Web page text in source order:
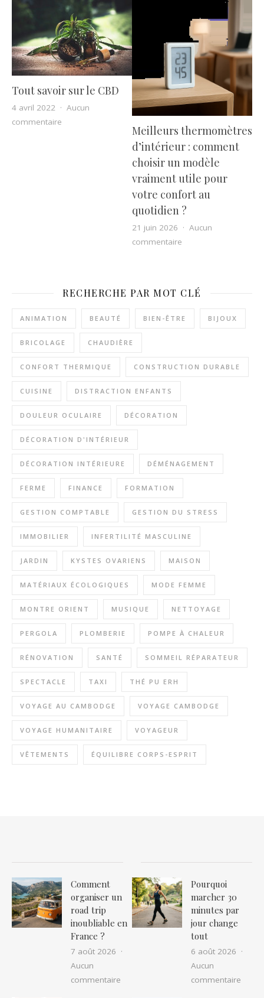
Tout savoir sur le CBD
4 avril 2022
Aucun
commentaire
Meilleurs thermomètres
d’intérieur : comment
choisir un modèle
vraiment utile pour
votre confort au
quotidien ?
21 juin 2026
Aucun
commentaire
RECHERCHE PAR MOT CLÉ
ANIMATION BEAUTÉ BIEN-ÊTRE BIJOUX
BRICOLAGE CHAUDIÈRE
CONFORT THERMIQUE CONSTRUCTION DURABLE
CUISINE DISTRACTION ENFANTS
DOULEUR OCULAIRE DÉCORATION
DÉCORATION D'INTÉRIEUR
DÉCORATION INTÉRIEURE DÉMÉNAGEMENT
FERME FINANCE FORMATION
GESTION COMPTABLE GESTION DU STRESS
IMMOBILIER INFERTILITÉ MASCULINE
JARDIN KYSTES OVARIENS MAISON
MATÉRIAUX ÉCOLOGIQUES MODE FEMME
MONTRE ORIENT MUSIQUE NETTOYAGE
PERGOLA PLOMBERIE POMPE À CHALEUR
RÉNOVATION SANTÉ SOMMEIL RÉPARATEUR
SPECTACLE TAXI THÉ PU ERH
VOYAGE AU CAMBODGE VOYAGE CAMBODGE
VOYAGE HUMANITAIRE VOYAGEUR
VÊTEMENTS ÉQUILIBRE CORPS-ESPRIT
Comment
organiser un
road trip
inoubliable en
France ?
7 août 2026
Aucun
commentaire sur Comment organiser un road trip
Pourquoi
marcher 30
minutes par
jour change
tout
6 août 2026
Aucun
commentaire